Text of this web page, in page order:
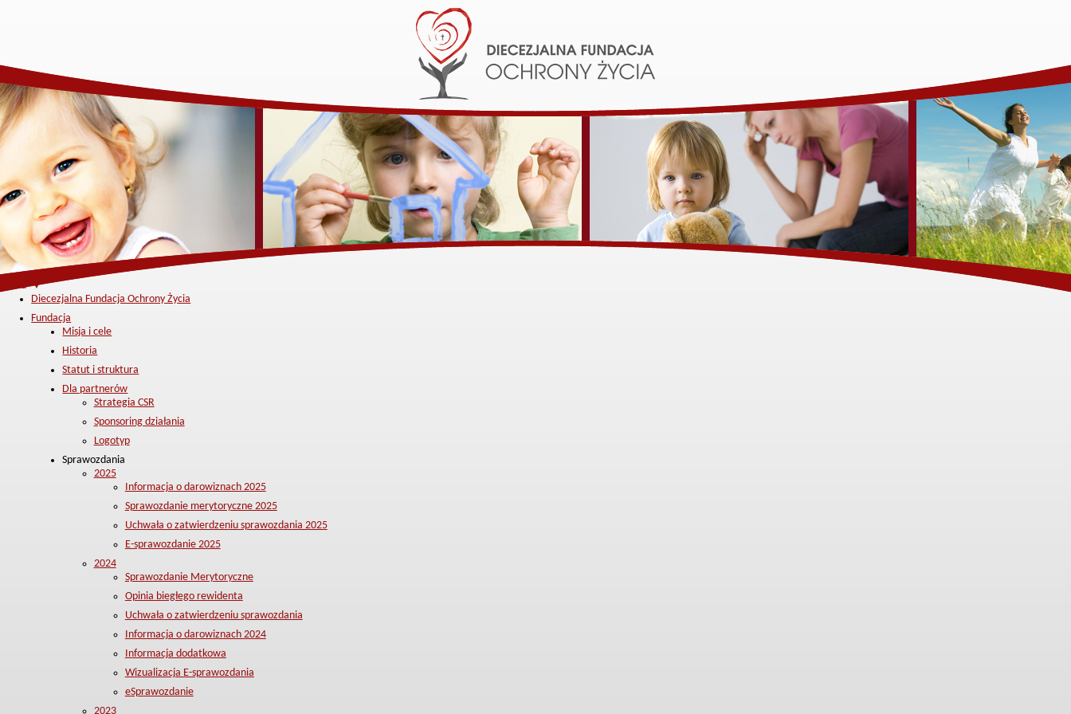
Menu ▼
Diecezjalna Fundacja Ochrony Życia
Fundacja
Misja i cele
Historia
Statut i struktura
Dla partnerów
Strategia CSR
Sponsoring działania
Logotyp
Sprawozdania
2025
Informacja o darowiznach 2025
Sprawozdanie merytoryczne 2025
Uchwała o zatwierdzeniu sprawozdania 2025
E-sprawozdanie 2025
2024
Sprawozdanie Merytoryczne
Opinia biegłego rewidenta
Uchwała o zatwierdzeniu sprawozdania
Informacja o darowiznach 2024
Informacja dodatkowa
Wizualizacja E-sprawozdania
eSprawozdanie
2023